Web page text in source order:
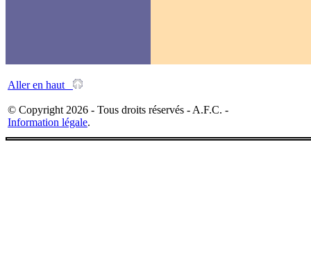
Aller en haut
© Copyright 2026 - Tous droits réservés - A.F.C. -
Information légale.